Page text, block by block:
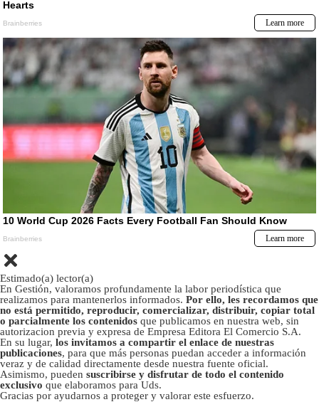
Estimado(a) lector(a)
En Gestión, valoramos profundamente la labor periodística que
realizamos para mantenerlos informados. Por ello, les recordamos que
no está permitido, reproducir, comercializar, distribuir, copiar total
o parcialmente los contenidos que publicamos en nuestra web, sin
autorizacion previa y expresa de Empresa Editora El Comercio S.A.
En su lugar, los invitamos a compartir el enlace de nuestras
publicaciones, para que más personas puedan acceder a información
veraz y de calidad directamente desde nuestra fuente oficial.
Asimismo, pueden suscribirse y disfrutar de todo el contenido
exclusivo que elaboramos para Uds.
Gracias por ayudarnos a proteger y valorar este esfuerzo.